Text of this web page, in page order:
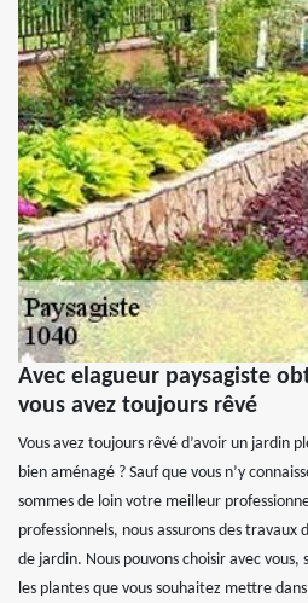
Avec elagueur paysagiste
vous avez toujours rêvé
Vous avez toujours rêvé d’avoir un jardin
bien aménagé ? Sauf que vous n’y
sommes de loin votre meilleur
professionnels, nous assurons des
de jardin. Nous pouvons choisir avec
les plantes que vous souhaitez mettre